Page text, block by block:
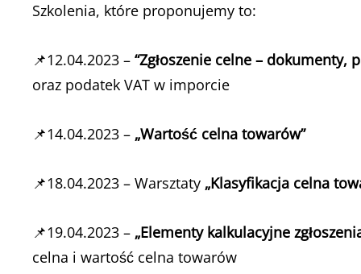
Szkolenia, które proponujemy to:
📌12.04.2023 – “Zgłoszenie celne – dokumenty,
oraz podatek VAT w imporcie
📌14.04.2023 – „Wartość celna towarów”
📌18.04.2023 – Warsztaty „Klasyfikacja celna
📌19.04.2023 – „Elementy kalkulacyjne
celna i wartość celna towarów